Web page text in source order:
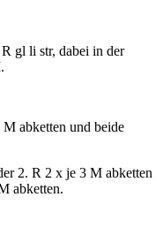
gl li str, dabei in der
abketten und beide
2. R 2 x je 3 M abketten
abketten.